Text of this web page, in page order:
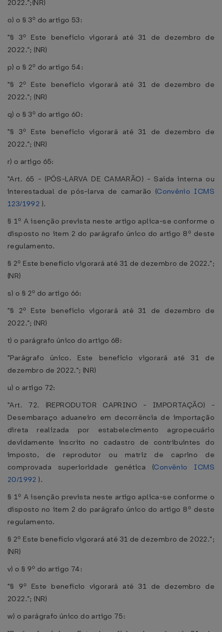
2022.";(NR)
o) o § 3º do artigo 53:
"§ 3º Este benefício vigorará até 31 de dezembro de
2022."; (NR)
p) o § 2º do artigo 54:
"§ 2º Este benefício vigorará até 31 de dezembro de
2022."; (NR)
q) o § 3º do artigo 60:
"§ 3º Este benefício vigorará até 31 de dezembro de
2022."; (NR)
r) o artigo 65:
"Art. 65 - (PÓS-LARVA DE CAMARÃO) - Saída interna ou
interestadual de pós-larva de camarão (Convênio ICMS
123/1992 ).
§ 1º A isenção prevista neste artigo aplica-se conforme o
disposto no item 2 do parágrafo único do artigo 8º deste
regulamento.
§ 2º Este benefício vigorará até 31 de dezembro de 2022.";
(NR)
s) o § 2º do artigo 66:
"§ 2º Este benefício vigorará até 31 de dezembro de
2022."; (NR)
t) o parágrafo único do artigo 68:
"Parágrafo único. Este benefício vigorará até 31 de
dezembro de 2022."; (NR)
u) o artigo 72:
"Art. 72. (REPRODUTOR CAPRINO - IMPORTAÇÃO) -
Desembaraço aduaneiro em decorrência de importação
direta realizada por estabelecimento agropecuário
devidamente inscrito no cadastro de contribuintes do
imposto, de reprodutor ou matriz de caprino de
comprovada superioridade genética (Convênio ICMS
20/1992 ).
§ 1º A isenção prevista neste artigo aplica-se conforme o
disposto no item 2 do parágrafo único do artigo 8º deste
regulamento.
§ 2º Este benefício vigorará até 31 de dezembro de 2022.";
(NR)
v) o § 9º do artigo 74:
"§ 9º Este benefício vigorará até 31 de dezembro de
2022."; (NR)
w) o parágrafo único do artigo 75: